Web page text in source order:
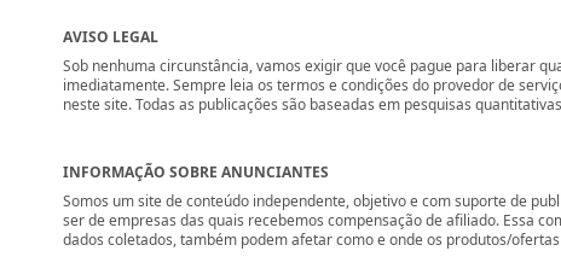
AVISO LEGAL
Sob nenhuma circunstância, vamos exigir que você pague para liberar
imediatamente. Sempre leia os termos e condições do provedor de
neste site. Todas as publicações são baseadas em pesquisas
INFORMAÇÃO SOBRE ANUNCIANTES
Somos um site de conteúdo independente, objetivo e com suporte de
ser de empresas das quais recebemos compensação de afiliado. Essa
dados coletados, também podem afetar como e onde os produtos/